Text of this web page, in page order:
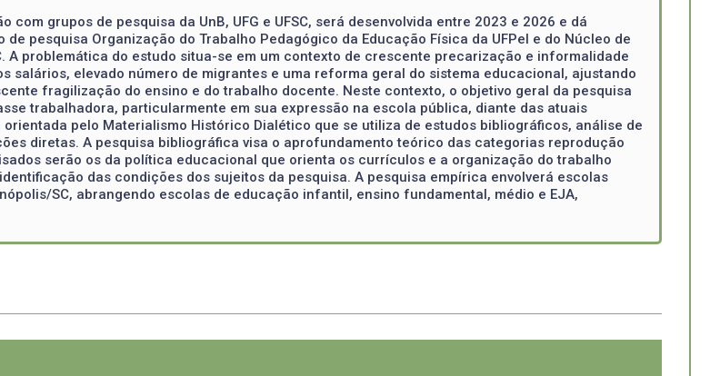
grupos de pesquisa da UnB, UFG e UFSC, será desenvolvida entre 2023 e 2026 e dá
pesquisa Organização do Trabalho Pedagógico da Educação Física da UFPel e do Núcleo de
A problemática do estudo situa-se em um contexto de crescente precarização e informalidade
salários, elevado número de migrantes e uma reforma geral do sistema educacional, ajustando
fragilização do ensino e do trabalho docente. Neste contexto, o objetivo geral da pesquisa
trabalhadora, particularmente em sua expressão na escola pública, diante das atuais
pelo Materialismo Histórico Dialético que se utiliza de estudos bibliográficos, análise de
diretas. A pesquisa bibliográfica visa o aprofundamento teórico das categorias reprodução
serão os da política educacional que orienta os currículos e a organização do trabalho
das condições dos sujeitos da pesquisa. A pesquisa empírica envolverá escolas
SC, abrangendo escolas de educação infantil, ensino fundamental, médio e EJA,